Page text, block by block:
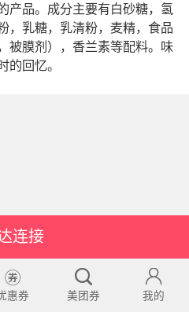
产品。成分主要有白砂糖，氢
，乳糖，乳清粉，麦精，食品
被膜剂），香兰素等配料。味
的回忆。
连接
惠券 美团券 我的